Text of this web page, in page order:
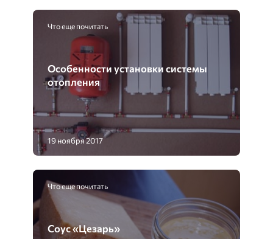
Что еще почитать
Особенности установки системы
отопления
19 ноября 2017
Что еще почитать
Соус «Цезарь»